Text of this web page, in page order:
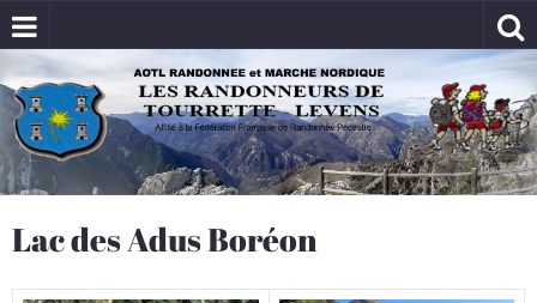
Lac des Adus Boréon